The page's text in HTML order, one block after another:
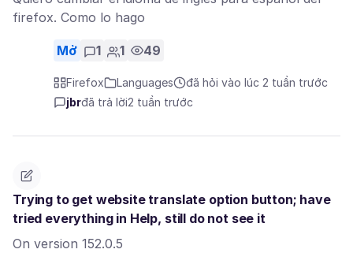
firefox. Como lo hago
Mở 1 1 49
Firefox Languages
đã hỏi vào lúc 2 tuần trước
jbrđã trả lời2 tuần trước
Trying to get website translate option button; have
tried everything in Help, still do not see it
On version 152.0.5